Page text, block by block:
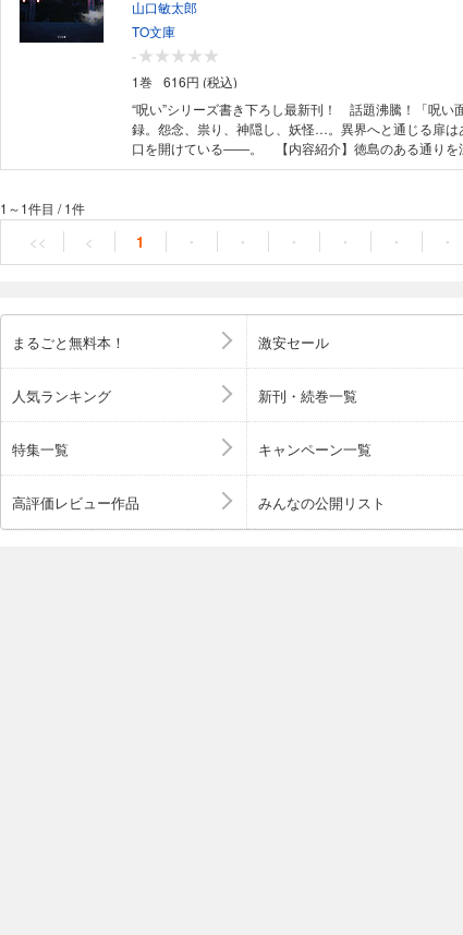
山口敏太郎
TO文庫
-
1巻
616円 (税込)
“呪い”シリーズ書き下ろし最新刊！ 話題沸騰！「呪い
録。怨念、祟り、神隠し、妖怪…。異界へと通じる扉は
口を開けている――。 【内容紹介】徳島のある通りを
切り…「通るもの」。東日本大震災の直後、前方から歩
身に異変が…「力士と林檎と犬鳴峠」。怨霊、英霊、
霊が蠢く恐怖譚全47編を、不思議研究の第一人者・山口
常のすぐ横にある異界にようこそ。
1～1件目 /1件
<< < 1 ・ ・ ・ ・ ・ ・
まるごと無料本！ 激安セール
人気ランキング 新刊・続巻一覧
特集一覧 キャンペーン一覧
高評価レビュー作品 みんなの公開リスト